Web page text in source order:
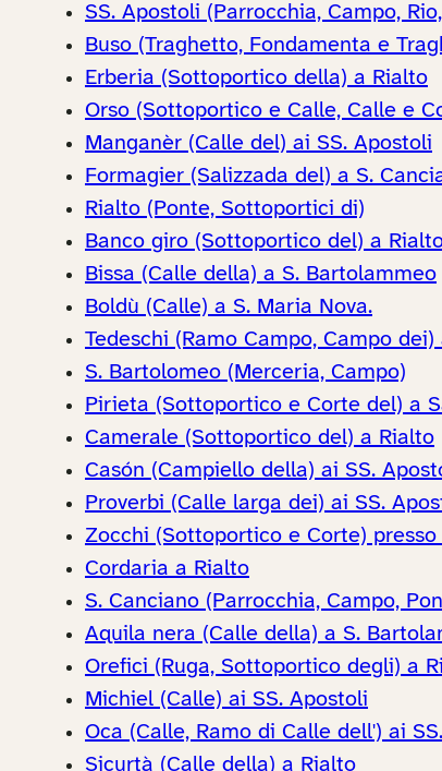
SS. Apostoli (Parrocchia, Campo,
Buso (Traghetto, Fondamenta e
Erberia (Sottoportico della) a Rialto
Orso (Sottoportico e Calle, Calle e
Manganèr (Calle del) ai SS. Apostoli
Formagier (Salizzada del) a S.
Rialto (Ponte, Sottoportici di)
Banco giro (Sottoportico del) a
Bissa (Calle della) a S. Bartolammeo
Boldù (Calle) a S. Maria Nova.
Tedeschi (Ramo Campo, Campo
S. Bartolomeo (Merceria, Campo)
Pirieta (Sottoportico e Corte del) a
Camerale (Sottoportico del) a Rialto
Casón (Campiello della) ai SS.
Proverbi (Calle larga dei) ai SS.
Zocchi (Sottoportico e Corte)
Cordaria a Rialto
S. Canciano (Parrocchia, Campo,
Aquila nera (Calle della) a S.
Orefici (Ruga, Sottoportico degli) a
Michiel (Calle) ai SS. Apostoli
Oca (Calle, Ramo di Calle dell') ai
Sicurtà (Calle della) a Rialto